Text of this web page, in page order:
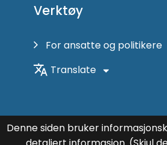
Verktøy
For ansatte og politikere
Translate
Denne siden bruker